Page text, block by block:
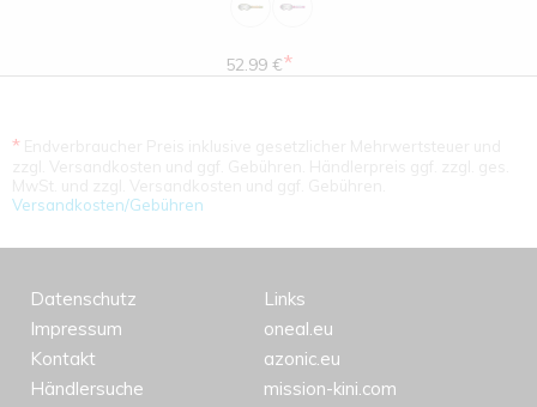
52.99 €*
*
Versandkosten/Gebühren
Datenschutz
Impressum
Kontakt
Händlersuche
Links
oneal.eu
azonic.eu
mission-kini.com